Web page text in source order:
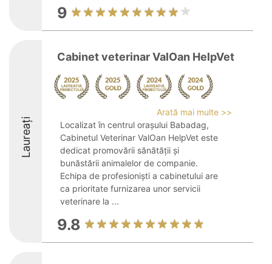
9
Laureați
Cabinet veterinar ValOan HelpVet
Arată mai multe >>
Localizat în centrul orașului Babadag,
Cabinetul Veterinar ValOan HelpVet este
dedicat promovării sănătății și
bunăstării animalelor de companie.
Echipa de profesioniști a cabinetului are
ca prioritate furnizarea unor servicii
veterinare la ...
9.8